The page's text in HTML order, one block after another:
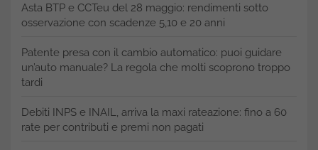
Asta BTP e CCTeu del 28 maggio: rendimenti sotto
osservazione con scadenze 5,10 e 20 anni
Patente presa con il cambio automatico: puoi guidare
un’auto manuale? La regola che molti scoprono troppo
tardi
Debiti INPS e INAIL, arriva la maxi rateazione: fino a 60
rate per contributi e premi non pagati